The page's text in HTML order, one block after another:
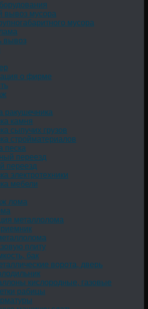
вывоз мусора
мусора
вывоз
о фирме
ракушечника
камня
сыпучих грузов
стройматериалов
песка
переезд
переезд
электротехники
мебели
лома
металлолома
плиту
бак
ворота, дверь
кислородные, газовые
рабицы